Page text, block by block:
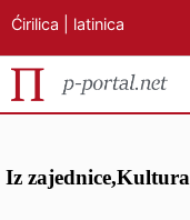
sadržaj
Ćirilica latinica
Iz zajednice,Kultura